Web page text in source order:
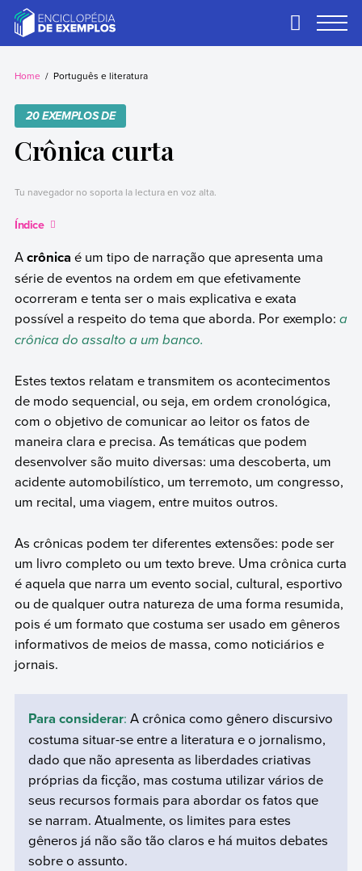
contentExemplos
Precisa de
temos.
Primary
Home Português e literatura
20 EXEMPLOS DE
Crônica curta
Tu navegador no soporta la lectura en voz alta.
Índice
Acrônica é um tipo de narração que apresenta uma
série de eventos na ordem em que efetivamente
ocorreram e tenta ser o mais explicativa e exata
possível a respeito do tema que aborda. Por exemplo: a
crônica do assalto a um banco.
Estes textos relatam e transmitem os acontecimentos
de modo sequencial, ou seja, em ordem cronológica,
com o objetivo de comunicar ao leitor os fatos de
maneira clara e precisa. As temáticas que podem
desenvolver são muito diversas: uma descoberta, um
acidente automobilístico, um terremoto, um congresso,
um recital, uma viagem, entre muitos outros.
As crônicas podem ter diferentes extensões: pode ser
um livro completo ou um texto breve. Uma crônica curta
é aquela que narra um evento social, cultural, esportivo
ou de qualquer outra natureza de uma forma resumida,
pois é um formato que costuma ser usado em gêneros
informativos de meios de massa, como noticiários e
jornais.
Para considerar: A crônica como gênero discursivo
costuma situar-se entre a literatura e o jornalismo,
dado que não apresenta as liberdades criativas
próprias da ficção, mas costuma utilizar vários de
seus recursos formais para abordar os fatos que
se narram. Atualmente, os limites para estes
gêneros já não são tão claros e há muitos debates
sobre o assunto.